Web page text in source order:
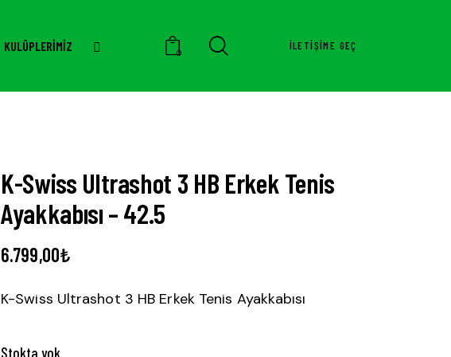
KULÜPLERIMIZ
0
İLETIŞIME GEÇ
K-Swiss Ultrashot 3 HB Erkek Tenis
Ayakkabısı – 42.5
6.799,00₺
K-Swiss Ultrashot 3 HB Erkek Tenis Ayakkabısı
Stokta yok